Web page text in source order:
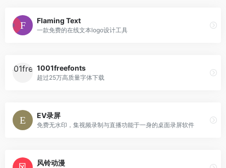
Flaming Text
一款免费的在线文本logo设计工具
1001freefonts
超过25万高质量字体下载
EV录屏
免费无水印，集视频录制与直播功能于一身的桌面录屏软件
风铃动漫